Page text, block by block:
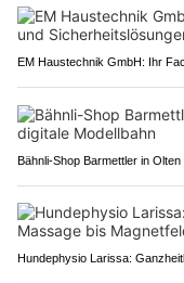
EM Haustechnik GmbH: Ihr
Bähnli-Shop Barmettler in
Hundephysio Larissa: